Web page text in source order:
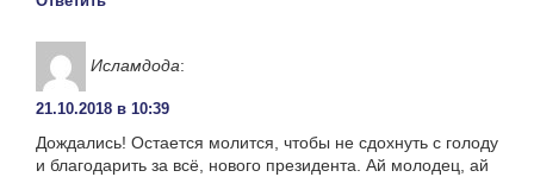
Исламдода:
21.10.2018 в 10:39
Дождались! Остается молится, чтобы не сдохнуть с голоду
и благодарить за всё, нового президента. Ай молодец, ай